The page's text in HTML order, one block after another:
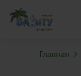
Главная